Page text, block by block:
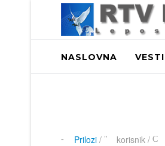
NASLOVNA VESTI
Prilozi/ korisnik /